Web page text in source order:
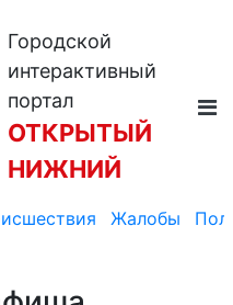
Городской
интерактивный
портал
ОТКРЫТЫЙ
НИЖНИЙ
Жалобы